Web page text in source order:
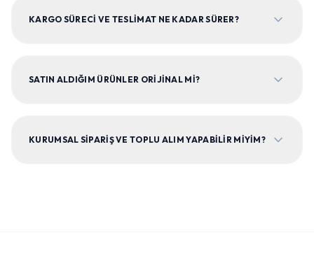
KARGO SÜRECI VE TESLIMAT NE KADAR SÜRER?
SATIN ALDIĞIM ÜRÜNLER ORIJINAL MI?
KURUMSAL SIPARIŞ VE TOPLU ALIM YAPABILIR MIYIM?